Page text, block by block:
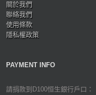
關於我們
聯絡我們
使用條款
隱私權政策
PAYMENT INFO
請捐款到D100恒生銀行戶口：